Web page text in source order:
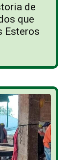
de
que
Esteros